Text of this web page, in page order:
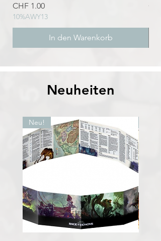
Preis
CHF 1.00
10%AWY13
In den Warenkorb
Preis
Neuheiten
Neu!